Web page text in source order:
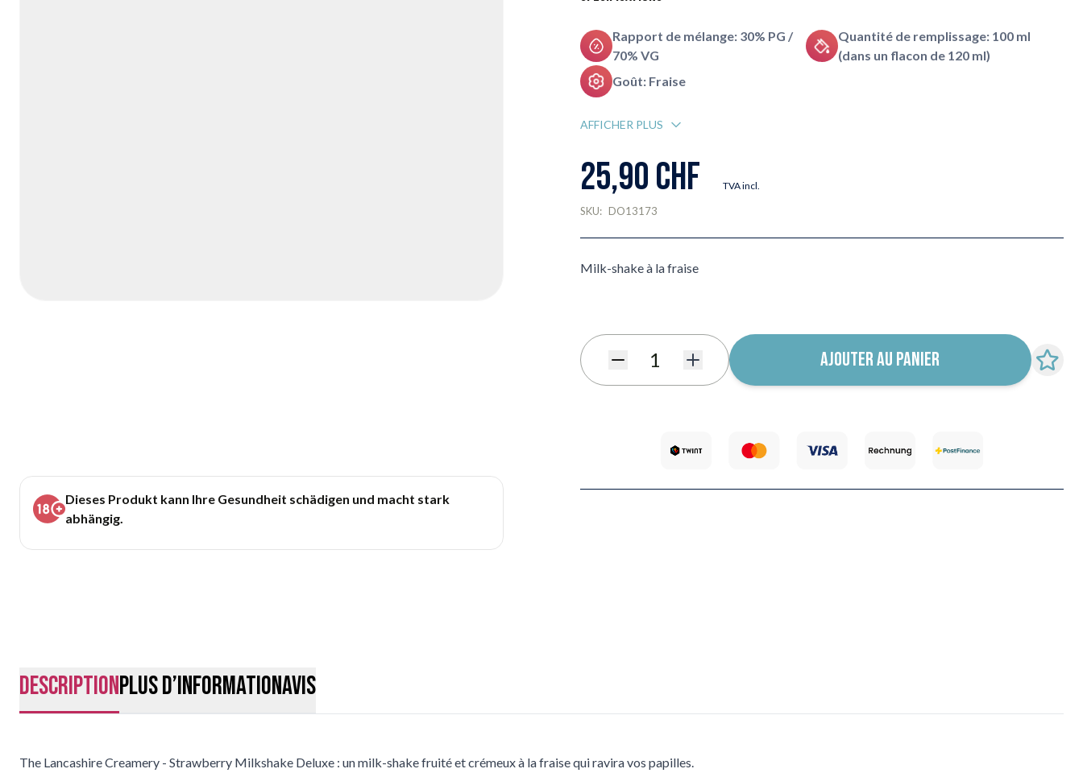
Dieses Produkt kann Ihre Gesundheit schädigen und macht stark
abhängig.
Rapport de mélange: 30% PG /
70% VG
Quantité de remplissage: 100 ml
(dans un flacon de 120 ml)
Goût: Fraise
AFFICHER PLUS
25,90 CHF TVA incl.
SKU: DO13173
Milk-shake à la fraise
Quantité AJOUTER AU PANIER
DescriptionPlus d’informationAvis
The Lancashire Creamery - Strawberry Milkshake Deluxe : un milk-shake fruité et crémeux à la fraise qui ravira vos papilles.